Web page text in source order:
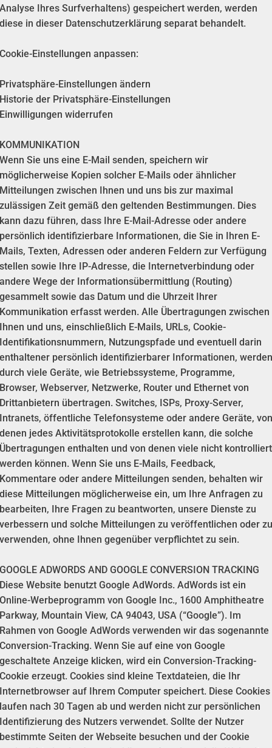
Analyse Ihres Surfverhaltens) gespeichert werden, werden
diese in dieser Datenschutzerklärung separat behandelt.
Cookie-Einstellungen anpassen:
Privatsphäre-Einstellungen ändern
Historie der Privatsphäre-Einstellungen
Einwilligungen widerrufen
KOMMUNIKATION
Wenn Sie uns eine E-Mail senden, speichern wir
möglicherweise Kopien solcher E-Mails oder ähnlicher
Mitteilungen zwischen Ihnen und uns bis zur maximal
zulässigen Zeit gemäß den geltenden Bestimmungen. Dies
kann dazu führen, dass Ihre E-Mail-Adresse oder andere
persönlich identifizierbare Informationen, die Sie in Ihren E-
Mails, Texten, Adressen oder anderen Feldern zur Verfügung
stellen sowie Ihre IP-Adresse, die Internetverbindung oder
andere Wege der Informationsübermittlung (Routing)
gesammelt sowie das Datum und die Uhrzeit Ihrer
Kommunikation erfasst werden. Alle Übertragungen zwischen
Ihnen und uns, einschließlich E-Mails, URLs, Cookie-
Identifikationsnummern, Nutzungspfade und eventuell darin
enthaltener persönlich identifizierbarer Informationen, werden
durch viele Geräte, wie Betriebssysteme, Programme,
Browser, Webserver, Netzwerke, Router und Ethernet von
Drittanbietern übertragen. Switches, ISPs, Proxy-Server,
Intranets, öffentliche Telefonsysteme oder andere Geräte, von
denen jedes Aktivitätsprotokolle erstellen kann, die solche
Übertragungen enthalten und von denen viele nicht kontrolliert
werden können. Wenn Sie uns E-Mails, Feedback,
Kommentare oder andere Mitteilungen senden, behalten wir
diese Mitteilungen möglicherweise ein, um Ihre Anfragen zu
bearbeiten, Ihre Fragen zu beantworten, unsere Dienste zu
verbessern und solche Mitteilungen zu veröffentlichen oder zu
verwenden, ohne Ihnen gegenüber verpflichtet zu sein.
GOOGLE ADWORDS AND GOOGLE CONVERSION TRACKING
Diese Website benutzt Google AdWords. AdWords ist ein
Online-Werbeprogramm von Google Inc., 1600 Amphitheatre
Parkway, Mountain View, CA 94043, USA (“Google”). Im
Rahmen von Google AdWords verwenden wir das sogenannte
Conversion-Tracking. Wenn Sie auf eine von Google
geschaltete Anzeige klicken, wird ein Conversion-Tracking-
Cookie erzeugt. Cookies sind kleine Textdateien, die Ihr
Internetbrowser auf Ihrem Computer speichert. Diese Cookies
laufen nach 30 Tagen ab und werden nicht zur persönlichen
Identifizierung des Nutzers verwendet. Sollte der Nutzer
bestimmte Seiten der Webseite besuchen und der Cookie